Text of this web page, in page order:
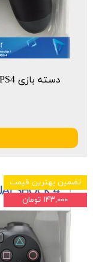
تضمین بهترین قیمت
۱۴۳,۰۰۰ تومان